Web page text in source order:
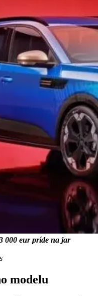
000 eur príde na jar
modelu